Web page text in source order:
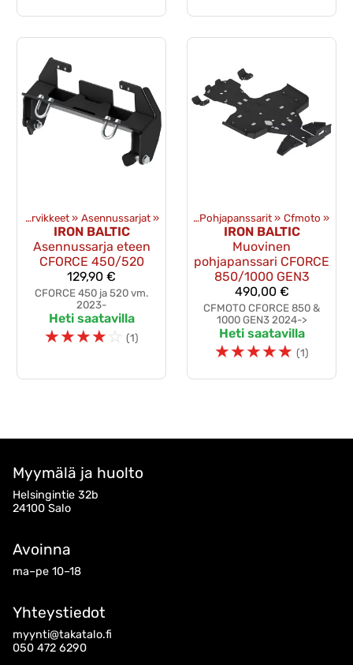
Puskulevyt ja tarvikkeet ‪» Asennussarjat ‪»
IRON BALTIC
Asennussarja eteen
CFORCE 450/520
129,90 €
CFORCE 450 ja 520 vm.
2023-
Heti saatavilla
☆☆☆☆☆ (1)
‪» Pohjapanssarit ja suojat ‪» Pohjapanssarit ‪» Cfmoto ‪»
IRON BALTIC
Muovinen
pohjapanssari CFORCE
850/1000 GEN3
490,00 €
CFMOTO CFORCE 850 &
1000 GEN3 2024->
Heti saatavilla
☆☆☆☆☆ (1)
Myymälä ja huolto
Helsingintie 32b
24100 Salo
Avoinna
ma–pe 10–18
Yhteystiedot
myynti@takatalo.fi
050 472 6290